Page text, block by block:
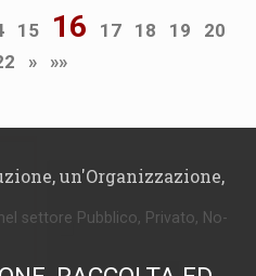
15 16 17 18 19
20
» »»
un'Organizzazione,
settore Pubblico, Privato, No-